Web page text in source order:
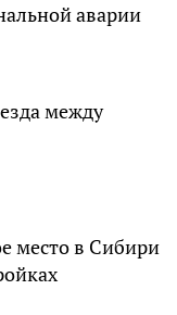
аварии
между
место в Сибири